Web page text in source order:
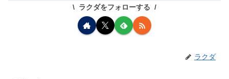
ラクダをフォローする
ラクダ